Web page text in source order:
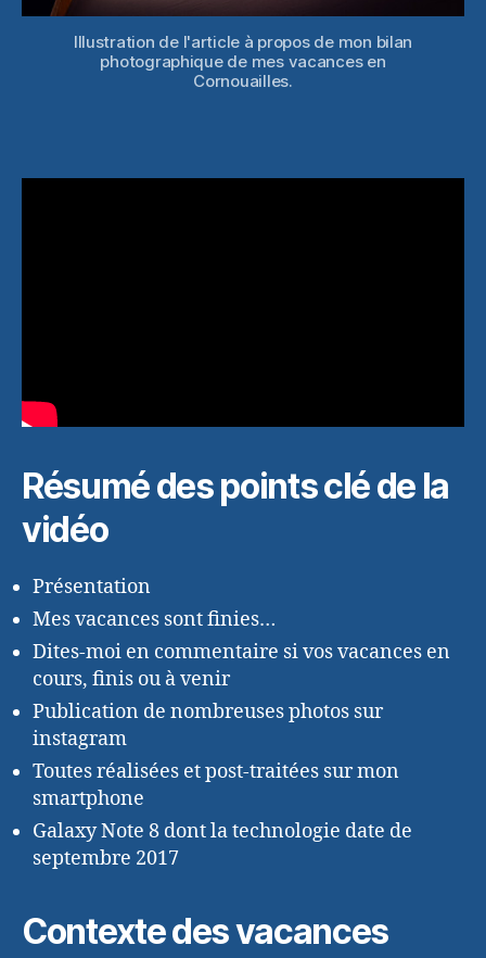
Illustration de l'article à propos de mon bilan
photographique de mes vacances en
Cornouailles.
Résumé des points clé de la
vidéo
Présentation
Mes vacances sont finies…
Dites-moi en commentaire si vos vacances en
cours, finis ou à venir
Publication de nombreuses photos sur
instagram
Toutes réalisées et post-traitées sur mon
smartphone
Galaxy Note 8 dont la technologie date de
septembre 2017
Contexte des vacances